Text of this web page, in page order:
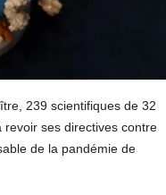
239 scientifiques de 32
revoir ses directives contre
de la pandémie de